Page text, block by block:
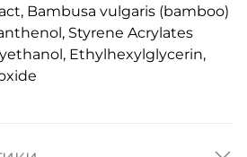
Bambusa vulgaris (bamboo)
Styrene Acrylates
Ethylhexylglycerin,